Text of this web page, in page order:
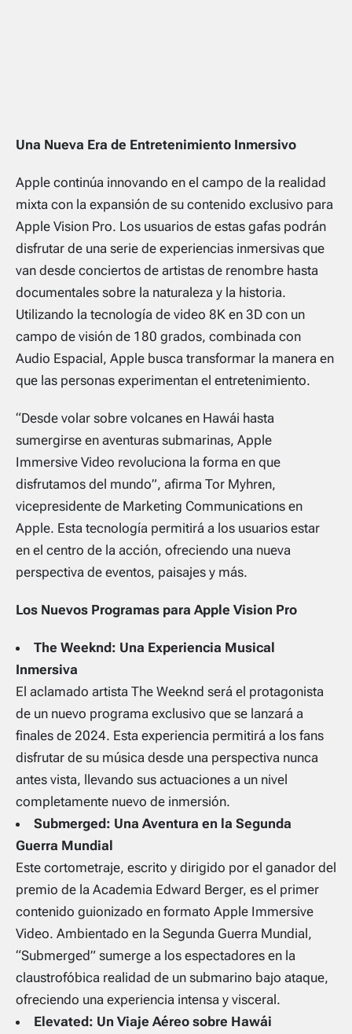
Una Nueva Era de Entretenimiento Inmersivo
Apple continúa innovando en el campo de la realidad
mixta con la expansión de su contenido exclusivo para
Apple Vision Pro. Los usuarios de estas gafas podrán
disfrutar de una serie de experiencias inmersivas que
van desde conciertos de artistas de renombre hasta
documentales sobre la naturaleza y la historia.
Utilizando la tecnología de video 8K en 3D con un
campo de visión de 180 grados, combinada con
Audio Espacial, Apple busca transformar la manera en
que las personas experimentan el entretenimiento.
“Desde volar sobre volcanes en Hawái hasta
sumergirse en aventuras submarinas, Apple
Immersive Video revoluciona la forma en que
disfrutamos del mundo”, afirma Tor Myhren,
vicepresidente de Marketing Communications en
Apple. Esta tecnología permitirá a los usuarios estar
en el centro de la acción, ofreciendo una nueva
perspectiva de eventos, paisajes y más.
Los Nuevos Programas para Apple Vision Pro
The Weeknd: Una Experiencia Musical
Inmersiva
El aclamado artista The Weeknd será el protagonista
de un nuevo programa exclusivo que se lanzará a
finales de 2024. Esta experiencia permitirá a los fans
disfrutar de su música desde una perspectiva nunca
antes vista, llevando sus actuaciones a un nivel
completamente nuevo de inmersión.
Submerged: Una Aventura en la Segunda
Guerra Mundial
Este cortometraje, escrito y dirigido por el ganador del
premio de la Academia Edward Berger, es el primer
contenido guionizado en formato Apple Immersive
Video. Ambientado en la Segunda Guerra Mundial,
“Submerged” sumerge a los espectadores en la
claustrofóbica realidad de un submarino bajo ataque,
ofreciendo una experiencia intensa y visceral.
Elevated: Un Viaje Aéreo sobre Hawái